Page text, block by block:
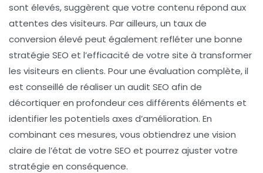
sont élevés, suggèrent que votre contenu répond aux
attentes des visiteurs. Par ailleurs, un taux de
conversion élevé peut également refléter une bonne
stratégie SEO et l’efficacité de votre site à transformer
les visiteurs en clients. Pour une évaluation complète, il
est conseillé de réaliser un audit SEO afin de
décortiquer en profondeur ces différents éléments et
identifier les potentiels axes d’amélioration. En
combinant ces mesures, vous obtiendrez une vision
claire de l’état de votre SEO et pourrez ajuster votre
stratégie en conséquence.